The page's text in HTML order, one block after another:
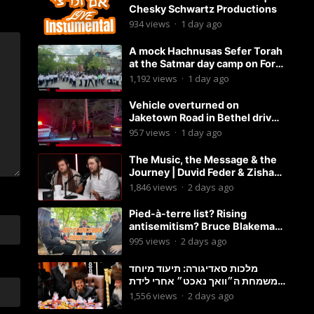
Chesky Schwartz Productions
934views · 1 day ago
A mock Hachnusas Sefer Torah
at the Satmar day camp on Fort
Hamilton Parkway.
1,192 views · 1 day ago
Vehicle overturned on
Jaketown Road in Bethel driver
arrested for driving while
957views · 1 day ago
The Music, the Message & the
Journey | Duvid Feder & Zisha
Surkis | Round Table #11
1,846views · 2 days ago
Pied-à-terre list? Rising
antisemitism? Bruce Blakeman
chances? Podcast with
995 views · 2 days ago
מלכות סאדיגורה: תיעוד מיוחד
משמחת ה״וואך נאכט״ אחרי לידת
בן האדמו״ר-פשוט לצפות ולהנות
1,556views · 2 days ago